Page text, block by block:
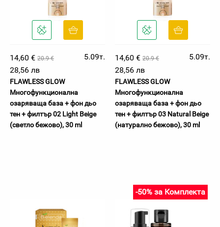
14,60 € 20.9 €
5.09т.
28,56 лв
FLAWLESS GLOW
Многофункционална
озаряваща база + фон дьо
тен + филтър 02 Light Beige
(светло бежово), 30 ml
14,60 € 20.9 €
5.09т.
28,56 лв
FLAWLESS GLOW
Многофункционална
озаряваща база + фон дьо
тен + филтър 03 Natural Beige
(натурално бежово), 30 ml
-50% за Комплекта